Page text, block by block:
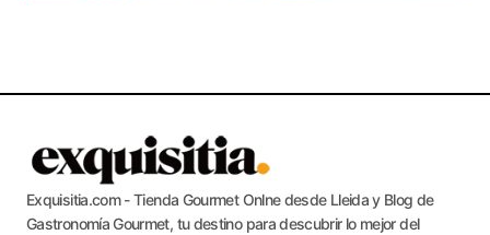
Exquisitia.com - Tienda Gourmet Onlne desde Lleida y Blog de
Gastronomía Gourmet, tu destino para descubrir lo mejor del